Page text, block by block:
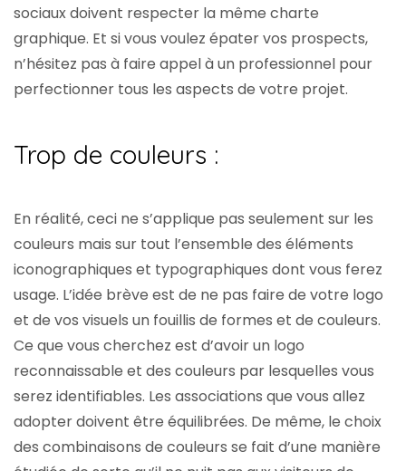
sociaux doivent respecter la même charte
graphique. Et si vous voulez épater vos prospects,
n’hésitez pas à faire appel à un professionnel pour
perfectionner tous les aspects de votre projet.
Trop de couleurs :
En réalité, ceci ne s’applique pas seulement sur les
couleurs mais sur tout l’ensemble des éléments
iconographiques et typographiques dont vous ferez
usage. L’idée brève est de ne pas faire de votre logo
et de vos visuels un fouillis de formes et de couleurs.
Ce que vous cherchez est d’avoir un logo
reconnaissable et des couleurs par lesquelles vous
serez identifiables. Les associations que vous allez
adopter doivent être équilibrées. De même, le choix
des combinaisons de couleurs se fait d’une manière